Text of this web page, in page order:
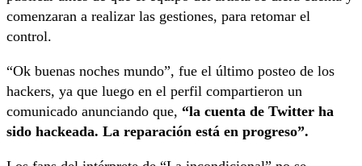
comenzaran a realizar las gestiones, para retomar el
control.
“Ok buenas noches mundo”, fue el último posteo de los
hackers, ya que luego en el perfil compartieron un
comunicado anunciando que, “la cuenta de Twitter ha
sido hackeada. La reparación está en progreso”.